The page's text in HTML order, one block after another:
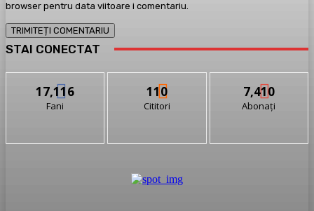
browser pentru data viitoare i comentariu.
STAI CONECTAT
17,116
Fani
110
Cititori
7,410
Abonați